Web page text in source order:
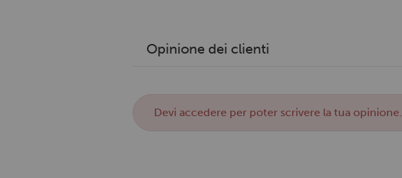
Opinione dei clienti
Devi accedere per poter scrivere la tua opinione.